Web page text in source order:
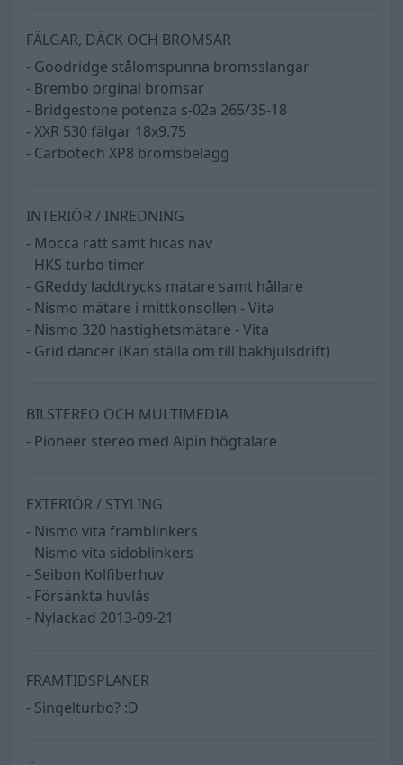
FÄLGAR, DÄCK OCH BROMSAR
- Goodridge stålomspunna bromsslangar
- Brembo orginal bromsar
- Bridgestone potenza s-02a 265/35-18
- XXR 530 fälgar 18x9.75
- Carbotech XP8 bromsbelägg
INTERIÖR / INREDNING
- Mocca ratt samt hicas nav
- HKS turbo timer
- GReddy laddtrycks mätare samt hållare
- Nismo mätare i mittkonsollen - Vita
- Nismo 320 hastighetsmätare - Vita
- Grid dancer (Kan ställa om till bakhjulsdrift)
BILSTEREO OCH MULTIMEDIA
- Pioneer stereo med Alpin högtalare
EXTERIÖR / STYLING
- Nismo vita framblinkers
- Nismo vita sidoblinkers
- Seibon Kolfiberhuv
- Försänkta huvlås
- Nylackad 2013-09-21
FRAMTIDSPLANER
- Singelturbo? :D